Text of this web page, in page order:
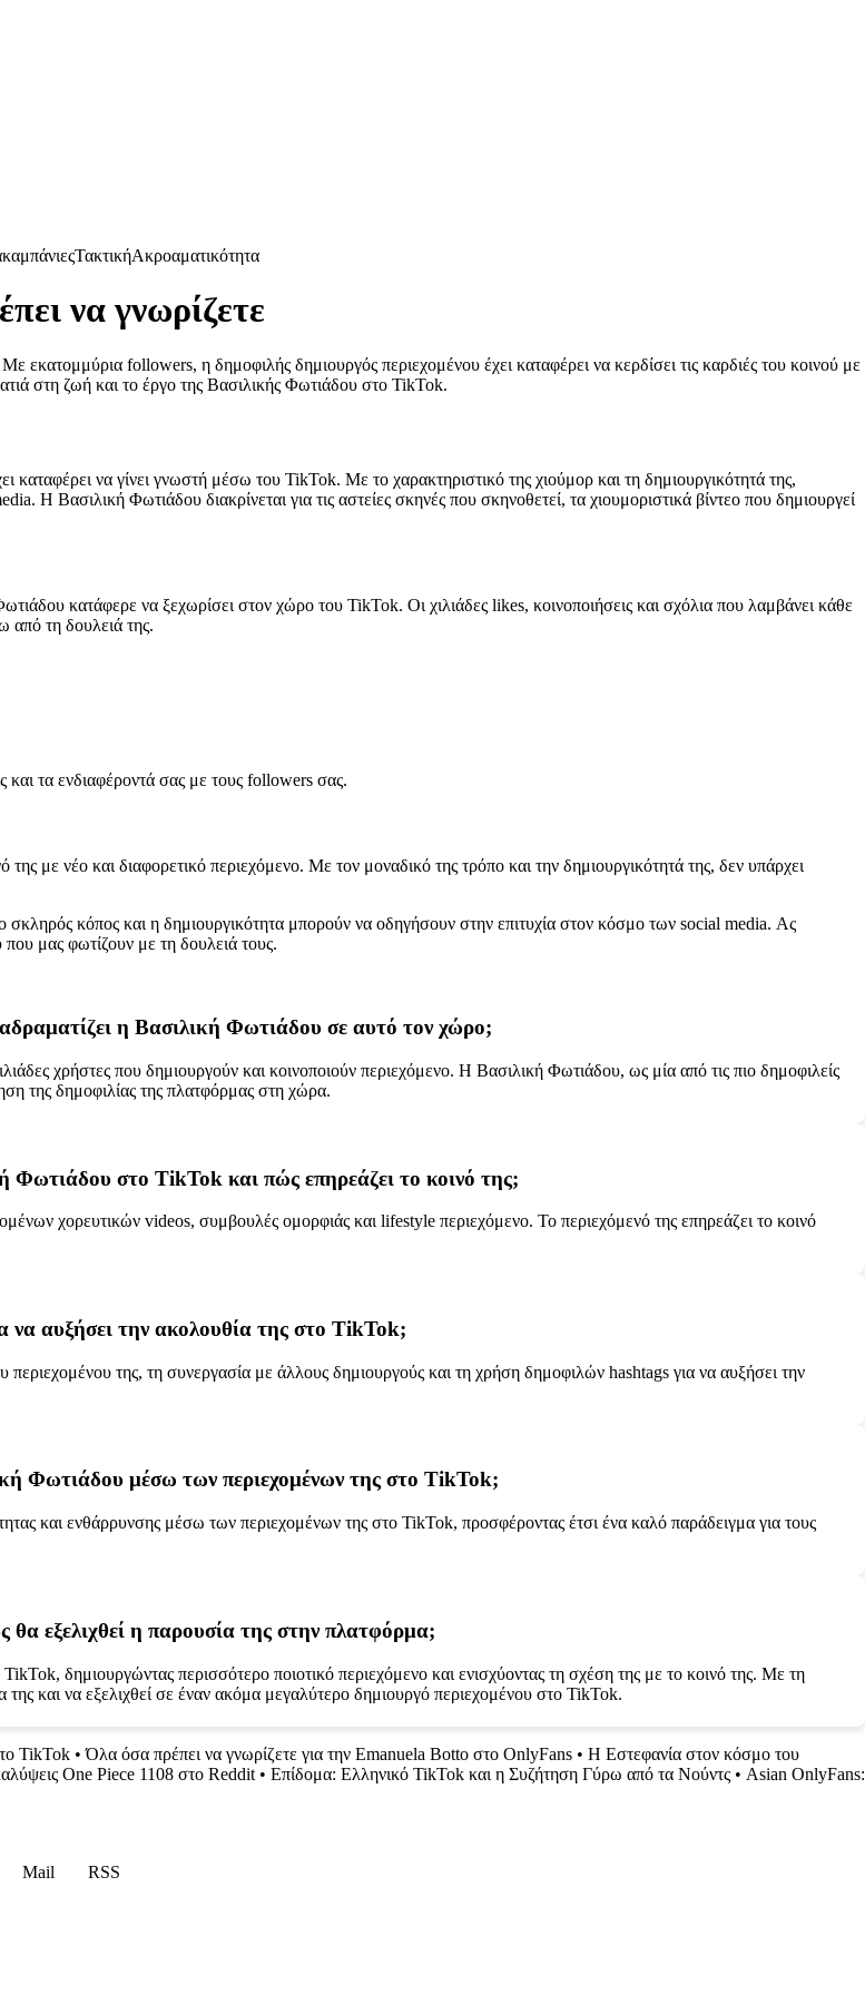
καμπάνιεςΤακτικήΑκροαματικότητα
να γνωρίζετε
followers, η δημοφιλής δημιουργός περιεχομένου έχει καταφέρει να κερδίσει τις καρδιές του κοινού με
στη ζωή και το έργο της Βασιλικής Φωτιάδου στο TikTok.
να γίνει γνωστή μέσω του TikTok. Με το χαρακτηριστικό της χιούμορ και τη δημιουργικότητά της,
Βασιλική Φωτιάδου διακρίνεται για τις αστείες σκηνές που σκηνοθετεί, τα χιουμοριστικά βίντεο που δημιουργεί
κατάφερε να ξεχωρίσει στον χώρο του TikTok. Οι χιλιάδες likes, κοινοποιήσεις και σχόλια που λαμβάνει κάθε
από τη δουλειά της.
και τα ενδιαφέροντά σας με τους followers σας.
με νέο και διαφορετικό περιεχόμενο. Με τον μοναδικό της τρόπο και την δημιουργικότητά της, δεν υπάρχει
κόπος και η δημιουργικότητα μπορούν να οδηγήσουν στην επιτυχία στον κόσμο των social media. Ας
μας φωτίζουν με τη δουλειά τους.
η Βασιλική Φωτιάδου σε αυτό τον χώρο;
χρήστες που δημιουργούν και κοινοποιούν περιεχόμενο. Η Βασιλική Φωτιάδου, ως μία από τις πιο δημοφιλείς
της δημοφιλίας της πλατφόρμας στη χώρα.
Φωτιάδου στο TikTok και πώς επηρεάζει το κοινό της;
χορευτικών videos, συμβουλές ομορφιάς και lifestyle περιεχόμενο. Το περιεχόμενό της επηρεάζει το κοινό
να αυξήσει την ακολουθία της στο TikTok;
της, τη συνεργασία με άλλους δημιουργούς και τη χρήση δημοφιλών hashtags για να αυξήσει την
Φωτιάδου μέσω των περιεχομένων της στο TikTok;
και ενθάρρυνσης μέσω των περιεχομένων της στο TikTok, προσφέροντας έτσι ένα καλό παράδειγμα για τους
εξελιχθεί η παρουσία της στην πλατφόρμα;
δημιουργώντας περισσότερο ποιοτικό περιεχόμενο και ενισχύοντας τη σχέση της με το κοινό της. Με τη
της και να εξελιχθεί σε έναν ακόμα μεγαλύτερο δημιουργό περιεχομένου στο TikTok.
TikTok •Όλα όσα πρέπει να γνωρίζετε για την Emanuela Botto στο OnlyFans • Η Εστεφανία στον κόσμο του
One Piece 1108 στο Reddit • Επίδομα: Ελληνικό TikTok και η Συζήτηση Γύρω από τα Νούντς • Asian OnlyFans:
Mail
RSS